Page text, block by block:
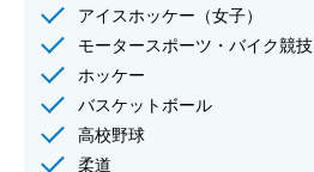
アイスホッケー（女子）
モータースポーツ・バイク競技
ホッケー
バスケットボール
高校野球
柔道